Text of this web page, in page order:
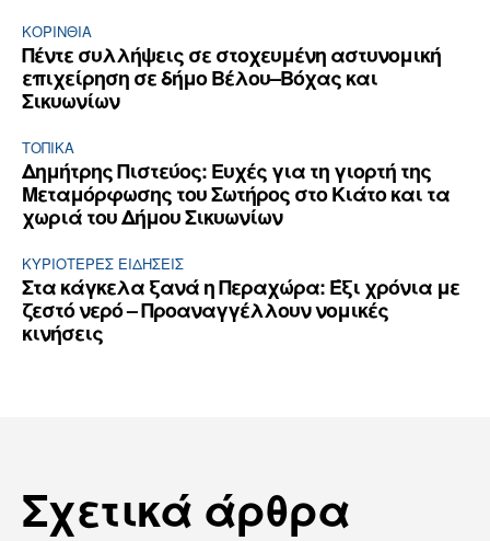
ΚΟΡΙΝΘΊΑ
Πέντε συλλήψεις σε στοχευμένη αστυνομική
επιχείρηση σε δήμο Βέλου–Βόχας και
Σικυωνίων
ΤΟΠΙΚΑ
Δημήτρης Πιστεύος: Ευχές για τη γιορτή της
Μεταμόρφωσης του Σωτήρος στο Κιάτο και τα
χωριά του Δήμου Σικυωνίων
ΚΥΡΙΌΤΕΡΕΣ ΕΙΔΉΣΕΙΣ
Στα κάγκελα ξανά η Περαχώρα: Έξι χρόνια με
ζεστό νερό – Προαναγγέλλουν νομικές
κινήσεις
Σχετικά άρθρα